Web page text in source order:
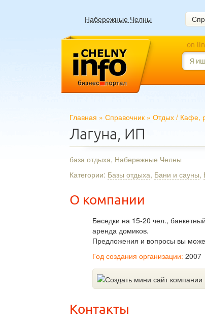
Набережные Челны
on-
Главная » Справочник » Отдых / Кафе,
Лагуна, ИП
база отдыха, Набережные Челны
Категории: Базы отдыха, Бани и сауны,
О компании
Беседки на 15-20 чел.,
аренда домиков.
Предложения и вопросы вы
Год создания организации: 2007
Контакты